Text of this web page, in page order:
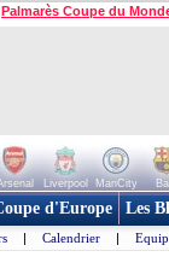
Palmarès Coupe du
Liverpool ManCity
d'Europe Les
| Calendrier |